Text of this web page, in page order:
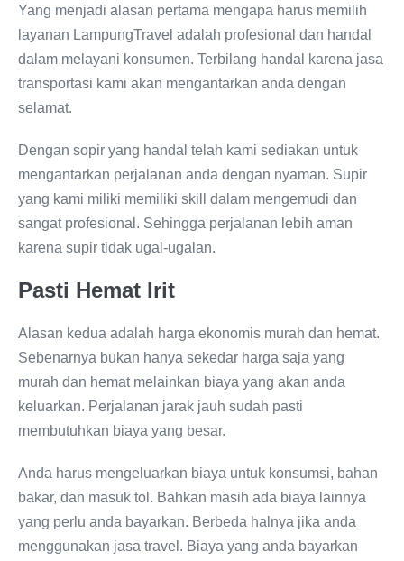
Yang menjadi alasan pertama mengapa harus memilih
layanan LampungTravel adalah profesional dan handal
dalam melayani konsumen. Terbilang handal karena jasa
transportasi kami akan mengantarkan anda dengan
selamat.
Dengan sopir yang handal telah kami sediakan untuk
mengantarkan perjalanan anda dengan nyaman. Supir
yang kami miliki memiliki skill dalam mengemudi dan
sangat profesional. Sehingga perjalanan lebih aman
karena supir tidak ugal-ugalan.
Pasti Hemat Irit
Alasan kedua adalah harga ekonomis murah dan hemat.
Sebenarnya bukan hanya sekedar harga saja yang
murah dan hemat melainkan biaya yang akan anda
keluarkan. Perjalanan jarak jauh sudah pasti
membutuhkan biaya yang besar.
Anda harus mengeluarkan biaya untuk konsumsi, bahan
bakar, dan masuk tol. Bahkan masih ada biaya lainnya
yang perlu anda bayarkan. Berbeda halnya jika anda
menggunakan jasa travel. Biaya yang anda bayarkan